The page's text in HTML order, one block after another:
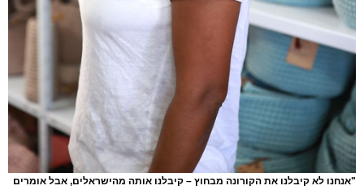
"אנחנו לא קיבלנו את הקורונה מבחוץ – קיבלנו אותה מהישראלים, אבל אומרים